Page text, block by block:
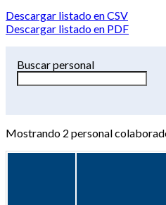
Descargar listado en CSV
Descargar listado en PDF
Buscar personal
Mostrando 2 personal